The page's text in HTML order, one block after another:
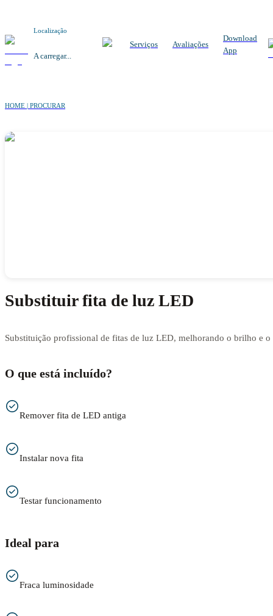
Localização
A carregar...
Serviços Avaliações
Download
App
HOME | PROCURAR
Substituir fita de luz LED
Substituição profissional de fitas de luz LED, melhorando o brilho e o
O que está incluído?
Remover fita de LED antiga
Instalar nova fita
Testar funcionamento
Ideal para
Fraca luminosidade